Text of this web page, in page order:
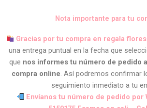
Nota importante para tu
Gracias por tu compra en regala
una entrega puntual en la fecha que
que nos informes tu número de pedido
compra online. Así podremos confirmar
seguimiento inmediato a tu
Envíanos tu número de pedido por